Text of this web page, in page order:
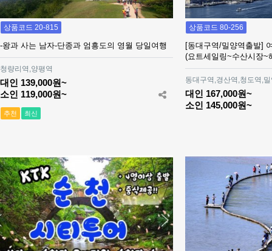
상품코드 20-815
-왕과 사는 남자-단종과 엄흥도의 영월 당일여행
청량리역,양평역
대인 139,000원~
소인 119,000원~
추천 최신
상품코드 80-256
[동대구역/밀양역출발]
(요트세일링~수산시장~
동대구역,경산역,청도역,
대인 167,000원~
소인 145,000원~